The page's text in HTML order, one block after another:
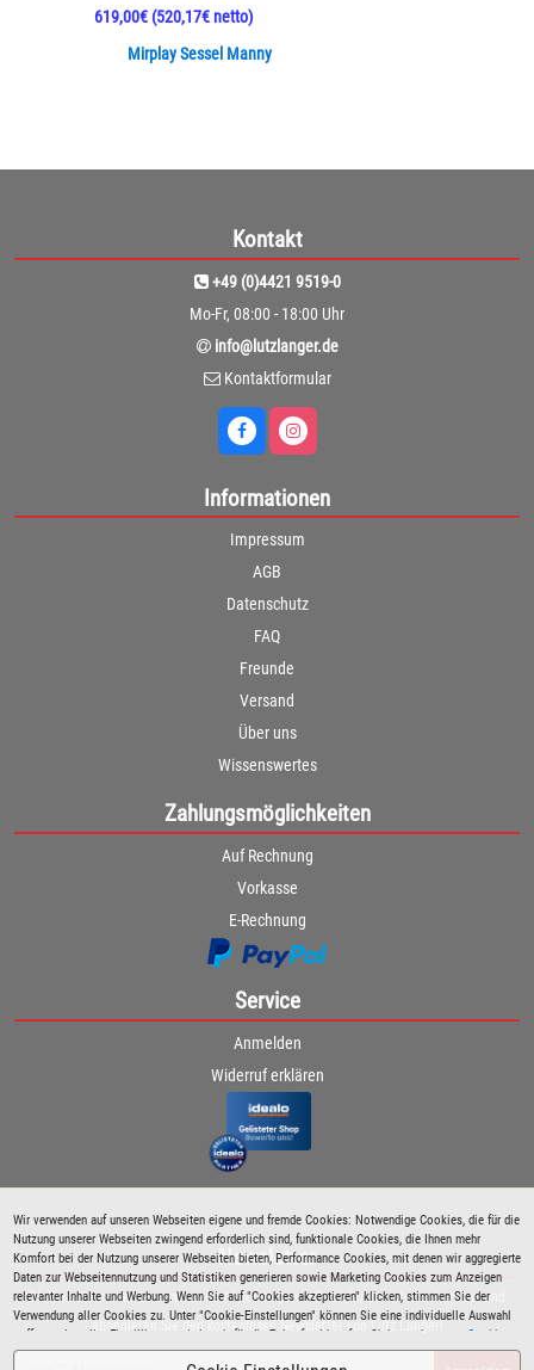
Wir verwenden auf unseren Webseiten eigene und fremde Cookies: Notwendige Cookies, die für die
Nutzung unserer Webseiten zwingend erforderlich sind, funktionale Cookies, die Ihnen mehr
Komfort bei der Nutzung unserer Webseiten bieten, Performance Cookies, mit denen wir aggregierte
Daten zur Webseitennutzung und Statistiken generieren sowie Marketing Cookies zum Anzeigen
relevanter Inhalte und Werbung. Wenn Sie auf "Cookies akzeptieren" klicken, stimmen Sie der
Verwendung aller Cookies zu. Unter "Cookie-Einstellungen" können Sie eine individuelle Auswahl
treffen und erteilte Einwilligungen jederzeit für die Zukunft widerrufen. Siehe auch unsere Cookie
Richtlinie.
Mirplay Sessel Manny
619,00€(520,17€ netto)
Kontakt
+49 (0)4421 9519-0
Mo-Fr, 08:00 - 18:00 Uhr
info@lutzlanger.de
Kontaktformular
Informationen
Impressum
AGB
Datenschutz
FAQ
Freunde
Versand
Über uns
Wissenswertes
Zahlungsmöglichkeiten
Auf Rechnung
Vorkasse
E-Rechnung
Service
Anmelden
Widerruf erklären
Newsletter
Bleiben Sie immer über spezielle Aktionen sowie Produktneuheiten informiert und
abonnieren Sie den kostenlosen Newsletter von Lutz Langer!